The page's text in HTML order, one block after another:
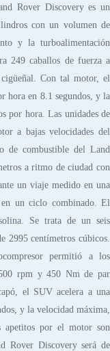
Rover Discovery es un
con un volumen de
y la turboalimentación
249 caballos de fuerza a
Con tal motor, el
hora en 8.1 segundos, y la
por hora. Las unidades de
a bajas velocidades del
de combustible del Land
a ritmo de ciudad con
un viaje medido en una
un ciclo combinado. El
Se trata de un seis
2995 centímetros cúbicos.
permitió a los
rpm y 450 Nm de par
el SUV acelera a una
y la velocidad máxima,
apetitos por el motor son
Rover Discovery será de